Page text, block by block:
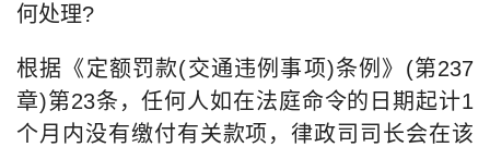
何处理?
根据《定额罚款(交通违例事项)条例》(第237
章)第23条，任何人如在法庭命令的日期起计1
个月内没有缴付有关款项，律政司司长会在该